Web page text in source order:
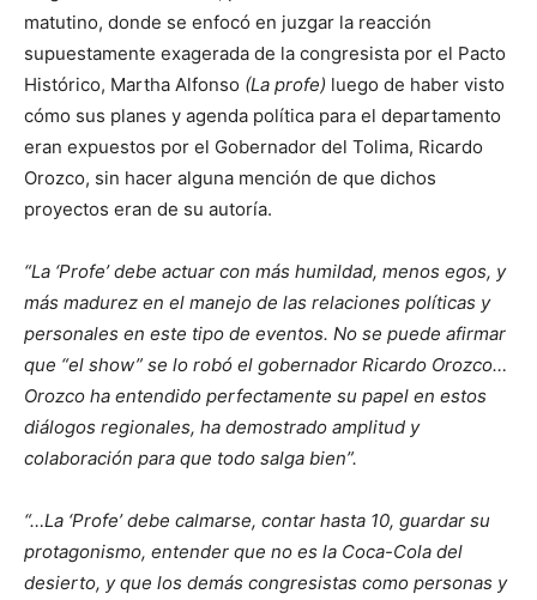
matutino, donde se enfocó en juzgar la reacción
supuestamente exagerada de la congresista por el Pacto
Histórico, Martha Alfonso (La profe) luego de haber visto
cómo sus planes y agenda política para el departamento
eran expuestos por el Gobernador del Tolima, Ricardo
Orozco, sin hacer alguna mención de que dichos
proyectos eran de su autoría.
“La ‘Profe’ debe actuar con más humildad, menos egos, y
más madurez en el manejo de las relaciones políticas y
personales en este tipo de eventos. No se puede afirmar
que “el show” se lo robó el gobernador Ricardo Orozco…
Orozco ha entendido perfectamente su papel en estos
diálogos regionales, ha demostrado amplitud y
colaboración para que todo salga bien”.
“…La ‘Profe’ debe calmarse, contar hasta 10, guardar su
protagonismo, entender que no es la Coca-Cola del
desierto, y que los demás congresistas como personas y